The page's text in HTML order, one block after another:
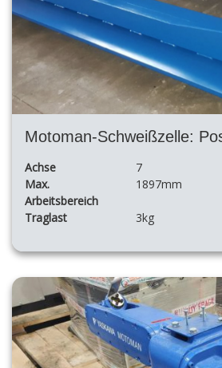
Achse
7
Max.
Arbeitsbereich
1897mm
Traglast 3kg